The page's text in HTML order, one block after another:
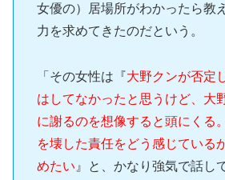
女優の）居場所がわかったら教
力を求めてきたのだという。
「その女性は『大野クンが否定
はしてなかったと思うけど、大
に謝るのを想像すると頭にくる
を壊した責任をどう感じている
めたい 』と、かなり強気で話し